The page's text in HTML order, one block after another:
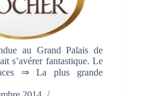
au Grand Palais de
s’avérer fantastique. Le
⇒ La plus grande